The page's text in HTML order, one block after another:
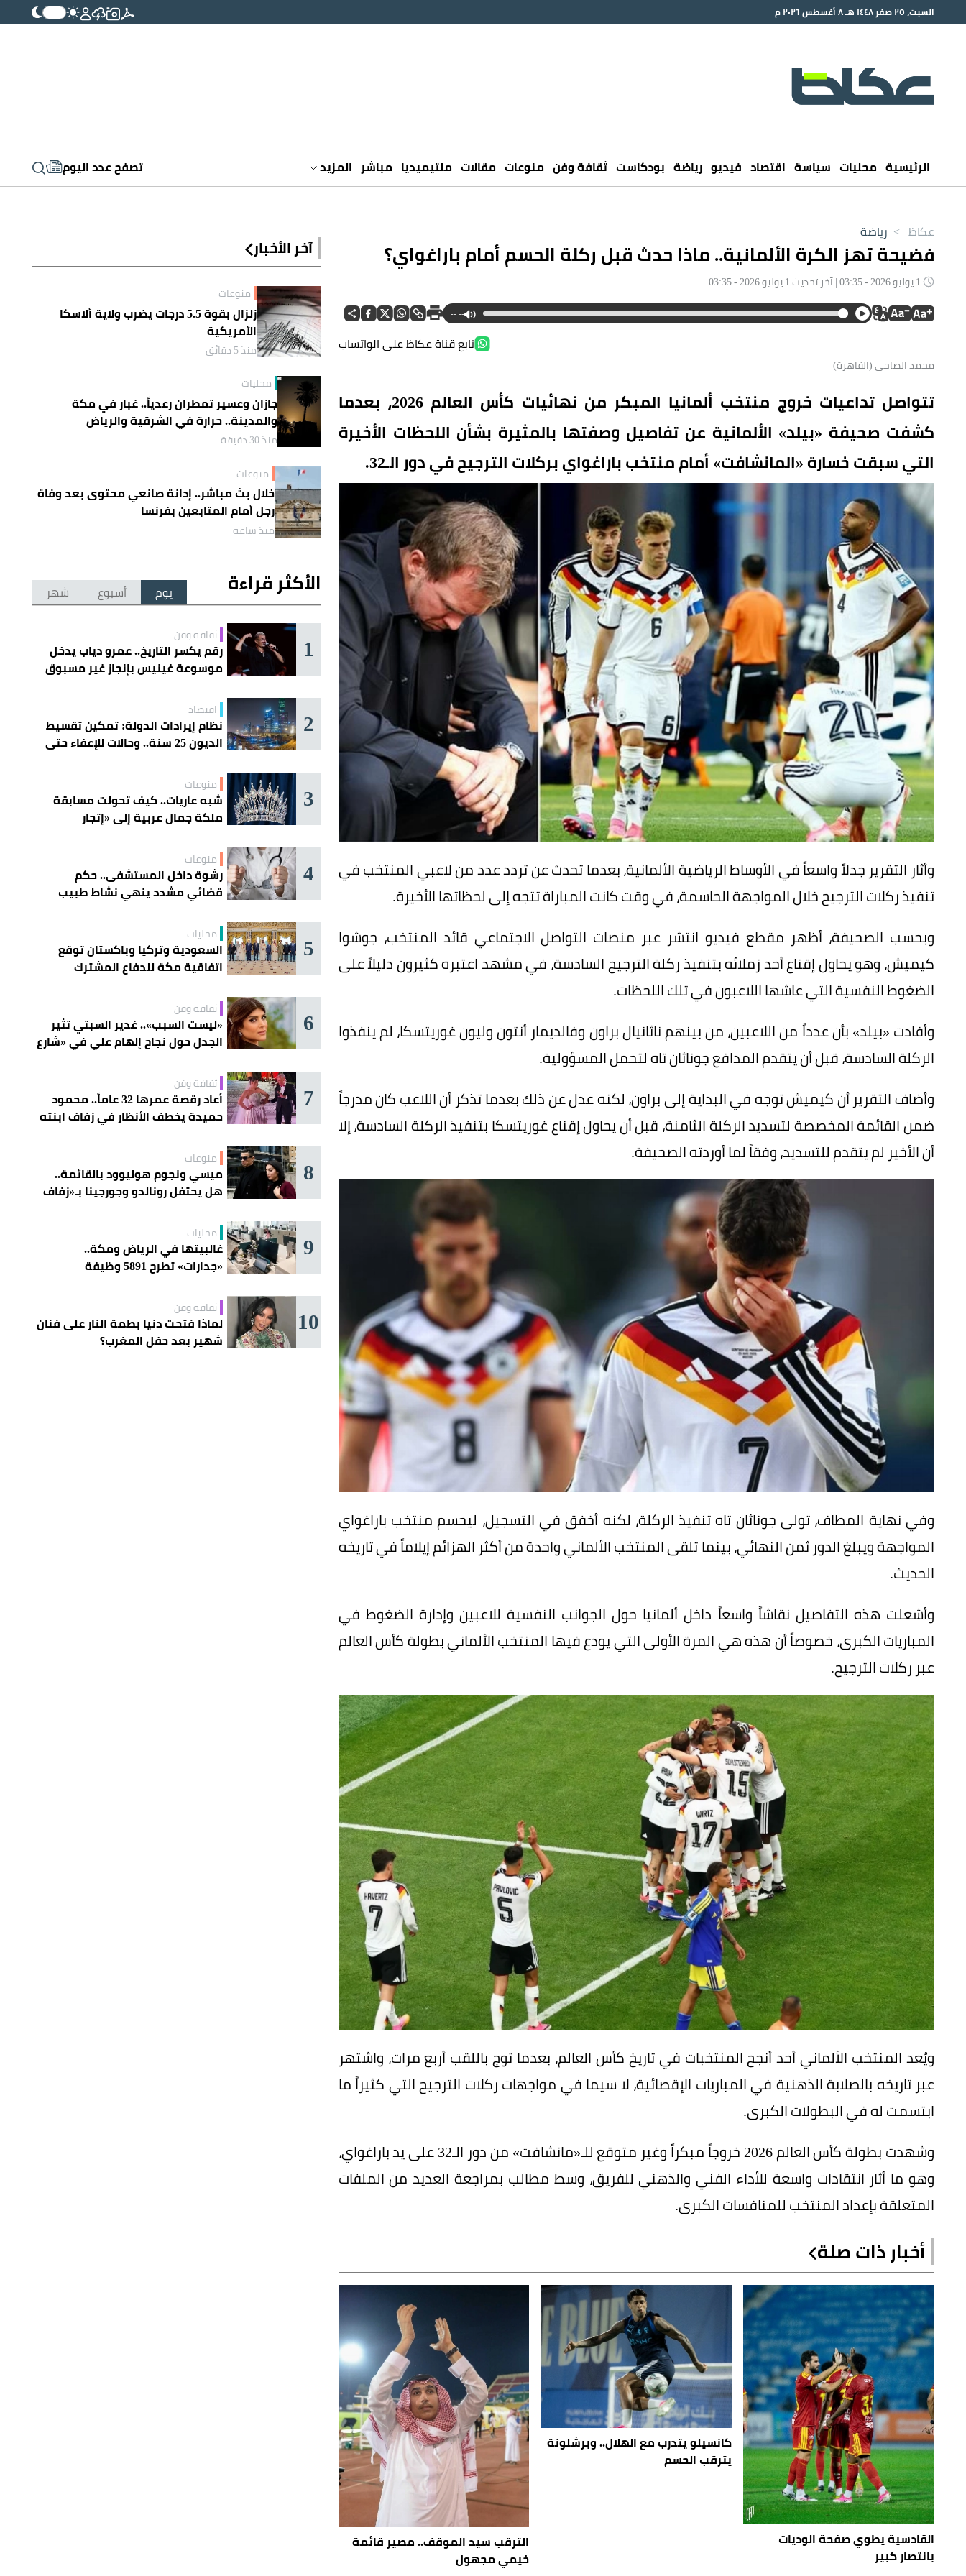
السبت، ٢٥ صفر ١٤٤٨ هـ ٨ أغسطس ٢٠٢٦ م
الرئيسية محليات سياسة اقتصاد فيديو رياضة بودكاست ثقافة وفن منوعات مقالات ملتيميديا مباشر المزيد تصفح عدد اليوم
عكاظ > رياضة
فضيحة تهز الكرة الألمانية.. ماذا حدث قبل ركلة الحسم أمام باراغواي؟
--:--
تابع قناة عكاظ على الواتساب
محمد الصاحي (القاهرة)
تتواصل تداعيات خروج منتخب ألمانيا المبكر من نهائيات كأس العالم 2026، بعدما
كشفت صحيفة «بيلد» الألمانية عن تفاصيل وصفتها بالمثيرة بشأن اللحظات الأخيرة
التي سبقت خسارة «المانشافت» أمام منتخب باراغواي بركلات الترجيح في دور الـ32.
وأثار التقرير جدلاً واسعاً في الأوساط الرياضية الألمانية، بعدما تحدث عن تردد عدد من لاعبي المنتخب في
تنفيذ ركلات الترجيح خلال المواجهة الحاسمة، في وقت كانت المباراة تتجه إلى لحظاتها الأخيرة.
وبحسب الصحيفة، أظهر مقطع فيديو انتشر عبر منصات التواصل الاجتماعي قائد المنتخب، جوشوا
كيميش، وهو يحاول إقناع أحد زملائه بتنفيذ ركلة الترجيح السادسة، في مشهد اعتبره كثيرون دليلاً على
الضغوط النفسية التي عاشها اللاعبون في تلك اللحظات.
وأفادت «بيلد» بأن عدداً من اللاعبين، من بينهم ناثانيال براون وفالديمار أنتون وليون غوريتسكا، لم ينفذوا
الركلة السادسة، قبل أن يتقدم المدافع جوناثان تاه لتحمل المسؤولية.
وأضاف التقرير أن كيميش توجه في البداية إلى براون، لكنه عدل عن ذلك بعدما تذكر أن اللاعب كان مدرجاً
ضمن القائمة المخصصة لتسديد الركلة الثامنة، قبل أن يحاول إقناع غوريتسكا بتنفيذ الركلة السادسة، إلا
أن الأخير لم يتقدم للتسديد، وفقاً لما أوردته الصحيفة.
وفي نهاية المطاف، تولى جوناثان تاه تنفيذ الركلة، لكنه أخفق في التسجيل، ليحسم منتخب باراغواي
المواجهة ويبلغ الدور ثمن النهائي، بينما تلقى المنتخب الألماني واحدة من أكثر الهزائم إيلاماً في تاريخه
الحديث.
وأشعلت هذه التفاصيل نقاشاً واسعاً داخل ألمانيا حول الجوانب النفسية للاعبين وإدارة الضغوط في
المباريات الكبرى، خصوصاً أن هذه هي المرة الأولى التي يودع فيها المنتخب الألماني بطولة كأس العالم
عبر ركلات الترجيح.
ويُعد المنتخب الألماني أحد أنجح المنتخبات في تاريخ كأس العالم، بعدما توج باللقب أربع مرات، واشتهر
عبر تاريخه بالصلابة الذهنية في المباريات الإقصائية، لا سيما في مواجهات ركلات الترجيح التي كثيراً ما
ابتسمت له في البطولات الكبرى.
وشهدت بطولة كأس العالم 2026 خروجاً مبكراً وغير متوقع للـ«مانشافت» من دور الـ32 على يد باراغواي،
وهو ما أثار انتقادات واسعة للأداء الفني والذهني للفريق، وسط مطالب بمراجعة العديد من الملفات
المتعلقة بإعداد المنتخب للمنافسات الكبرى.
أخبار ذات صلة
القادسية يطوي صفحة الوديات
بانتصار كبير
كانسيلو يتدرب مع الهلال.. وبرشلونة
يترقب الحسم
الترقب سيد الموقف.. مصير قائمة
خيمي مجهول
آخر الأخبار
منوعات
زلزال بقوة 5.5 درجات يضرب ولاية ألاسكا
الأمريكية
منذ 5 دقائق
محليات
جازان وعسير تمطران رعدياً.. غبار في مكة
والمدينة.. حرارة في الشرقية والرياض
منذ 30 دقيقة
منوعات
خلال بث مباشر.. إدانة صانعي محتوى بعد وفاة
رجل أمام المتابعين بفرنسا
منذ ساعة
الأكثر قراءة يوم أسبوع شهر
1 ثقافة وفن
رقم يكسر التاريخ.. عمرو دياب يدخل
موسوعة غينيس بإنجاز غير مسبوق
2 اقتصاد
نظام إيرادات الدولة: تمكين تقسيط
الديون 25 سنة.. وحالات للإعفاء حتى
3 منوعات
شبه عاريات.. كيف تحولت مسابقة
ملكة جمال عربية إلى «إتجار
4 منوعات
رشوة داخل المستشفى.. حكم
قضائي مشدد ينهي نشاط طبيب
5 محليات
السعودية وتركيا وباكستان توقع
اتفاقية مكة للدفاع المشترك
6 ثقافة وفن
«ليست السبب».. غدير السبتي تثير
الجدل حول نجاح إلهام علي في «شارع
7 ثقافة وفن
أعاد رقصة عمرها 32 عاماً.. محمود
حميدة يخطف الأنظار في زفاف ابنته
8 منوعات
ميسي ونجوم هوليوود بالقائمة..
هل يحتفل رونالدو وجورجينا بـ«زفاف
9 محليات
غالبيتها في الرياض ومكة..
«جدارات» تطرح 5891 وظيفة
10 ثقافة وفن
لماذا فتحت دنيا بطمة النار على فنان
شهير بعد حفل المغرب؟